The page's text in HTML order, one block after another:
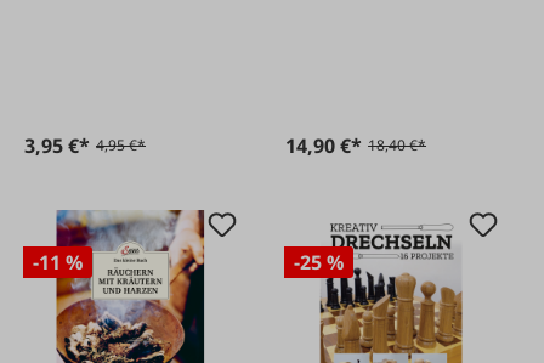
3,95 €* 4,95 €* 14,90 €* 18,40 €*
-11 % -25 %